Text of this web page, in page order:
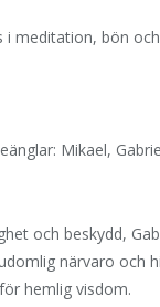
meditation, bön
Mikael,
och beskydd,
närvaro och
hemlig visdom.